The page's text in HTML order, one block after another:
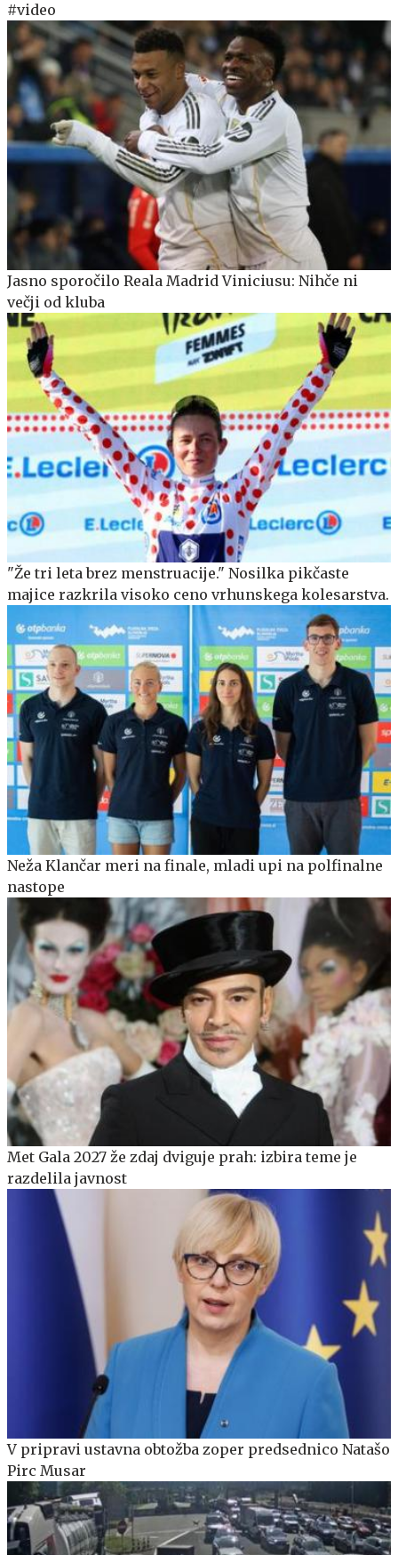
#video
Jasno sporočilo Reala Madrid Viniciusu: Nihče ni
večji od kluba
"Že tri leta brez menstruacije." Nosilka pikčaste
majice razkrila visoko ceno vrhunskega kolesarstva.
Neža Klančar meri na finale, mladi upi na polfinalne
nastope
Met Gala 2027 že zdaj dviguje prah: izbira teme je
razdelila javnost
V pripravi ustavna obtožba zoper predsednico Natašo
Pirc Musar